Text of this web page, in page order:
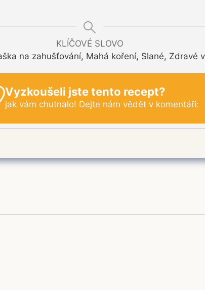
KLÍČOVÉ SLOVO
na zahušťování, Mahá koření, Slané, Zdravé
Vyzkoušeli jste tento recept?
jak vám chutnalo! Dejte nám vědět v komentáři: